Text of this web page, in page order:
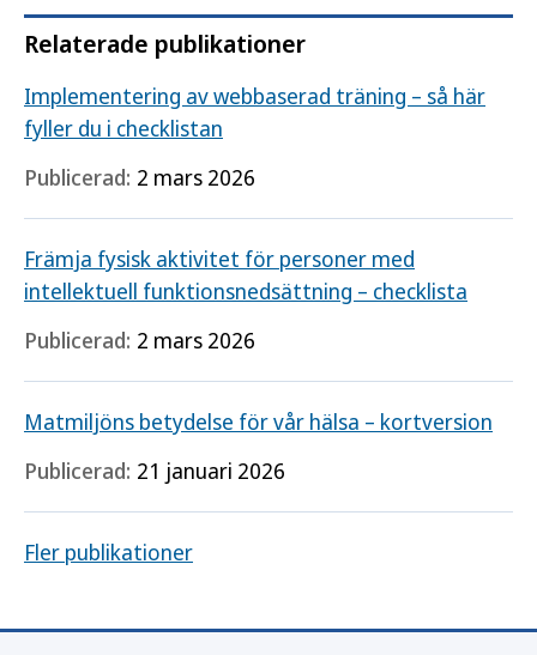
Relaterade publikationer
Implementering av webbaserad träning – så här
fyller du i checklistan
Publicerad: 2 mars 2026
Främja fysisk aktivitet för personer med
intellektuell funktionsnedsättning – checklista
Publicerad: 2 mars 2026
Matmiljöns betydelse för vår hälsa – kortversion
Publicerad: 21 januari 2026
Fler publikationer